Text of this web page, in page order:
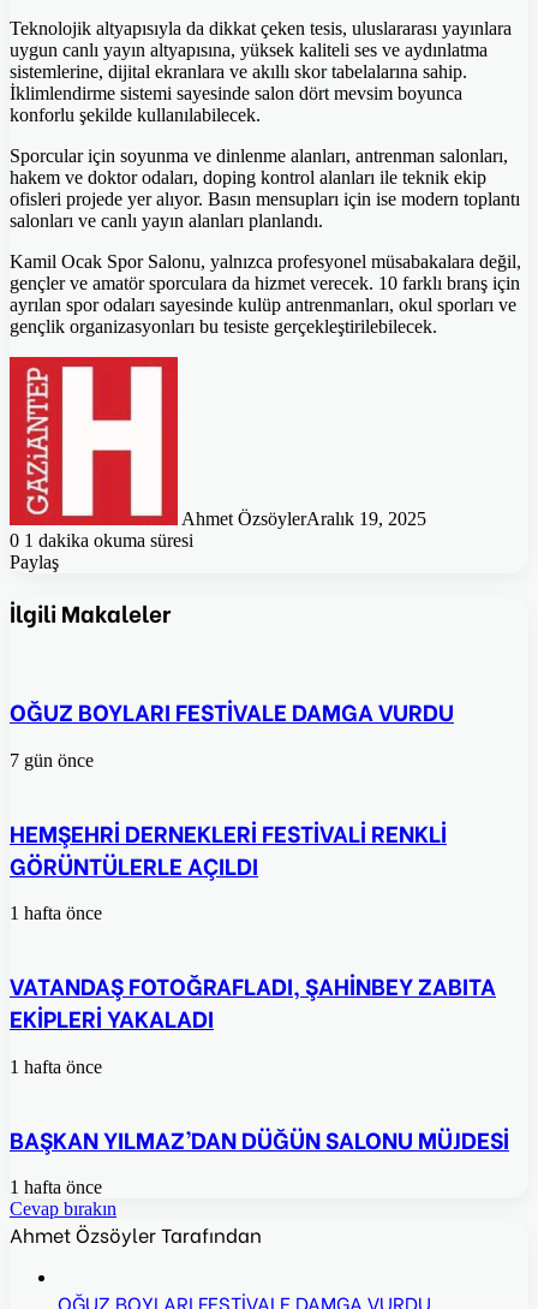
Teknolojik altyapısıyla da dikkat çeken tesis, uluslararası yayınlara
uygun canlı yayın altyapısına, yüksek kaliteli ses ve aydınlatma
sistemlerine, dijital ekranlara ve akıllı skor tabelalarına sahip.
İklimlendirme sistemi sayesinde salon dört mevsim boyunca
konforlu şekilde kullanılabilecek.
Sporcular için soyunma ve dinlenme alanları, antrenman salonları,
hakem ve doktor odaları, doping kontrol alanları ile teknik ekip
ofisleri projede yer alıyor. Basın mensupları için ise modern toplantı
salonları ve canlı yayın alanları planlandı.
Kamil Ocak Spor Salonu, yalnızca profesyonel müsabakalara değil,
gençler ve amatör sporculara da hizmet verecek. 10 farklı branş için
ayrılan spor odaları sayesinde kulüp antrenmanları, okul sporları ve
gençlik organizasyonları bu tesiste gerçekleştirilebilecek.
Ahmet ÖzsöylerAralık 19, 2025
0 1 dakika okuma süresi
Paylaş
Posta
ile
İlgili Makaleler
OĞUZ BOYLARI FESTİVALE DAMGA VURDU
7 gün önce
HEMŞEHRİ DERNEKLERİ FESTİVALİ RENKLİ
GÖRÜNTÜLERLE AÇILDI
1 hafta önce
VATANDAŞ FOTOĞRAFLADI, ŞAHİNBEY ZABITA
EKİPLERİ YAKALADI
1 hafta önce
BAŞKAN YILMAZ’DAN DÜĞÜN SALONU MÜJDESİ
1 hafta önce
Cevap bırakın
Ahmet Özsöyler Tarafından
OĞUZ BOYLARI FESTİVALE DAMGA VURDU